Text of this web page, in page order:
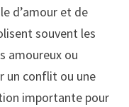
d’amour et de
souvent les
amoureux ou
un conflit ou une
importante pour